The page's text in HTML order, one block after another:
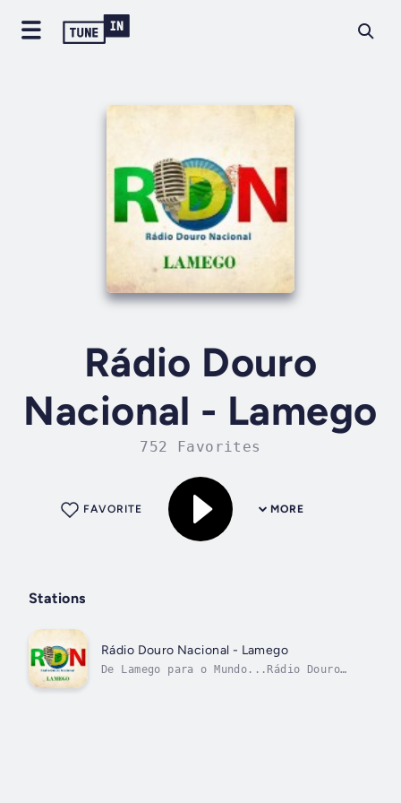
Rádio Douro
Nacional - Lamego
752 Favorites
MORE
FAVORITE
Stations
Rádio Douro Nacional - Lamego
De Lamego para o Mundo...Rádio Douro